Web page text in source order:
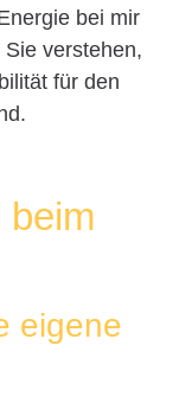
bei mir
verstehen,
für den
beim
eigene